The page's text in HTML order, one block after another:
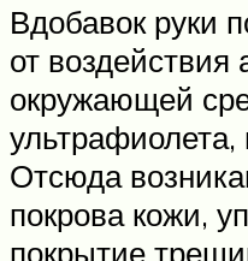
Вдобавок руки
от воздействия
окружающей
ультрафиолета,
Отсюда
покрова кожи,
покрытие